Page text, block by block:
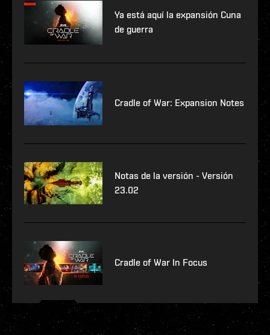
Ya está aquí la expansión Cuna
de guerra
Cradle of War: Expansion Notes
Notas de la versión - Versión
23.02
Cradle of War In Focus